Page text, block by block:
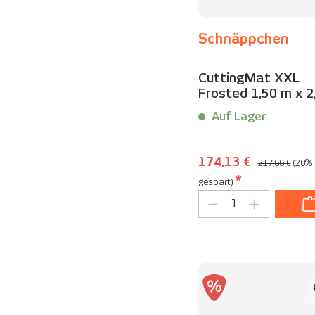
Schnäppchen
CuttingMat XXL
Frosted 1,50 m x
m | Schnäppchen
Auf Lager
Verkaufspreis:
174,13 € Regulärer Preis:
217,66 € (20%
gespart) *
Produkt